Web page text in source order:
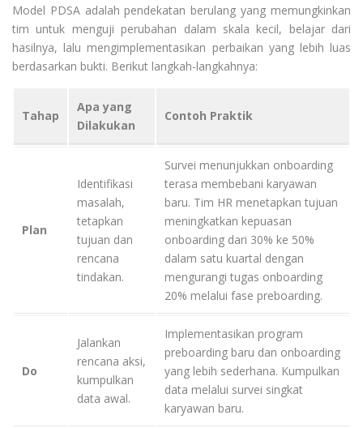
Model PDSA adalah pendekatan berulang yang memungkinkan
tim untuk menguji perubahan dalam skala kecil, belajar dari
hasilnya, lalu mengimplementasikan perbaikan yang lebih luas
berdasarkan bukti. Berikut langkah-langkahnya:
Tahap
Apa yang
Dilakukan
Contoh Praktik
Plan
Identifikasi
masalah,
tetapkan
tujuan dan
rencana
tindakan.
Survei menunjukkan onboarding
terasa membebani karyawan
baru. Tim HR menetapkan tujuan
meningkatkan kepuasan
onboarding dari 30% ke 50%
dalam satu kuartal dengan
mengurangi tugas onboarding
20% melalui fase preboarding.
Do
Jalankan
rencana aksi,
kumpulkan
data awal.
Implementasikan program
preboarding baru dan onboarding
yang lebih sederhana. Kumpulkan
data melalui survei singkat
karyawan baru.